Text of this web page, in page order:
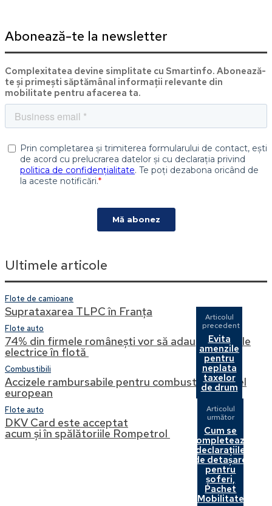
Abonează-te la newsletter
Complexitatea devine simplitate cu Smartinfo. Abonează-
te și primești săptămânal informații relevante din
mobilitate pentru afacerea ta.
Ultimele articole
Flote de camioane
Suprataxarea TLPC în Franța
Flote auto
74% din firmele românești vor să adauge vehicule
electrice în flotă
Combustibili
Accizele rambursabile pentru combustibil la nivel
european
Flote auto
DKV Card este acceptat
acum și în spălătoriile Rompetrol
Articolul
precedent
Evita
amenzile
pentru
neplata
taxelor
de drum
Articolul
următor
Cum se
completeaza
declarațiile
de detașare
pentru
șoferi,
Pachet
Mobilitate